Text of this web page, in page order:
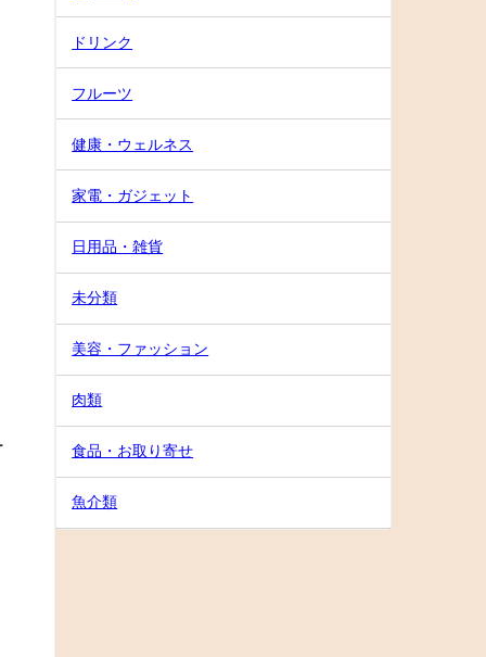
ドリンク
フルーツ
健康・ウェルネス
家電・ガジェット
日用品・雑貨
未分類
美容・ファッション
肉類
食品・お取り寄せ
魚介類